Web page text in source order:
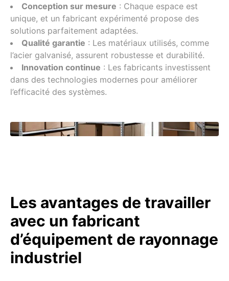
Conception sur mesure : Chaque espace est
unique, et un fabricant expérimenté propose des
solutions parfaitement adaptées.
Qualité garantie : Les matériaux utilisés, comme
l’acier galvanisé, assurent robustesse et durabilité.
Innovation continue : Les fabricants investissent
dans des technologies modernes pour améliorer
l’efficacité des systèmes.
Les avantages de travailler
avec un fabricant
d’équipement de rayonnage
industriel